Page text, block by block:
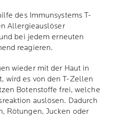
des Immunsystems T-
Allergieauslöser
bei jedem erneuten
reagieren.
wieder mit der Haut in
wird es von den T-Zellen
Botenstoffe frei, welche
auslösen. Dadurch
Rötungen, Jucken oder